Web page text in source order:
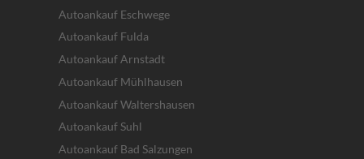
Autoankauf Eschwege
Autoankauf Fulda
Autoankauf Arnstadt
Autoankauf Mühlhausen
Autoankauf Waltershausen
Autoankauf Suhl
Autoankauf Bad Salzungen